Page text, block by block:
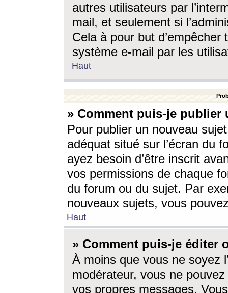
autres utilisateurs par
mail, et seulement si
Cela à pour but
système e-mail par les
Haut
» Comment puis-je
Pour publier un nouveau
adéquat situé sur l’écran du
ayez besoin d’être inscrit
vos permissions de chaque
du forum ou du sujet. Par
nouveaux sujets, vous
Haut
» Comment puis-je éditer
À moins que vous ne soyez
modérateur, vous ne
vos propres messages.